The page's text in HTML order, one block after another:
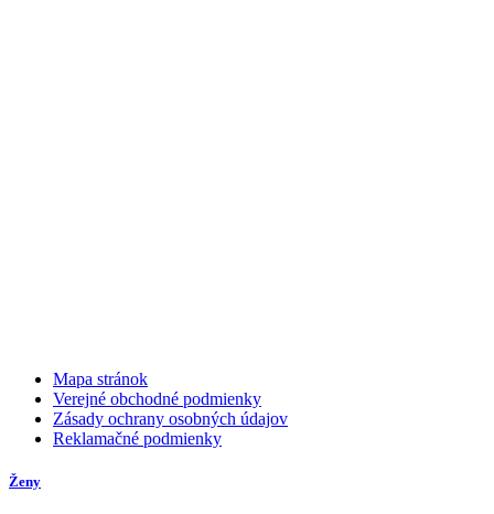
Mapa stránok
Verejné obchodné podmienky
Zásady ochrany osobných údajov
Reklamačné podmienky
Ženy